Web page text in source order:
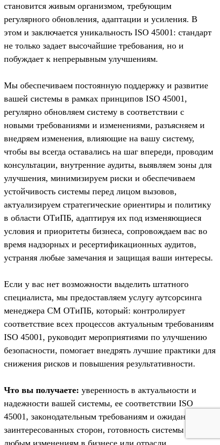
становится живым организмом, требующим
регулярного обновления, адаптации и усиления. В
этом и заключается уникальность ISO 45001: стандарт
не только задает высочайшие требования, но и
побуждает к непрерывным улучшениям.
Мы обеспечиваем постоянную поддержку и развитие
вашей системы в рамках принципов ISO 45001,
регулярно обновляем систему в соответствии с
новыми требованиями и изменениями, разъясняем и
внедряем изменения, влияющие на вашу систему,
чтобы вы всегда оставались на шаг впереди, проводим
консультации, внутренние аудиты, выявляем зоны для
улучшения, минимизируем риски и обеспечиваем
устойчивость системы перед лицом вызовов,
актуализируем стратегические ориентиры и политику
в области ОТиПБ, адаптируя их под изменяющиеся
условия и приоритеты бизнеса, сопровождаем вас во
время надзорных и ресертификационных аудитов,
устраняя любые замечания и защищая ваши интересы.
Если у вас нет возможности выделить штатного
специалиста, мы предоставляем услугу аутсорсинга
менеджера СМ ОТиПБ, который: контролирует
соответствие всех процессов актуальным требованиям
ISO 45001, руководит мероприятиями по улучшению
безопасности, помогает внедрять лучшие практики для
снижения рисков и повышения результативности.
Что вы получаете: уверенность в актуальности и
надежности вашей системы, ее соответствии ISO
45001, законодательным требованиям и ожиданиям
заинтересованных сторон, готовность системы к
любым изменениям в бизнесе или отрасли,